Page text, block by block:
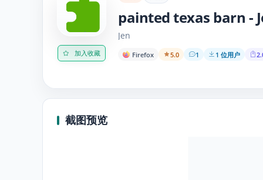
加入收藏
painted texas barn -
Jen
Firefox 5.0 1 1 位用户
截图预览